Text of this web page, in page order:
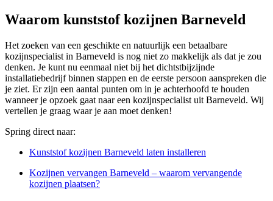
Waarom kunststof kozijnen Barneveld
Het zoeken van een geschikte en natuurlijk een betaalbare
kozijnspecialist in Barneveld is nog niet zo makkelijk als dat je zou
denken. Je kunt nu eenmaal niet bij het dichtstbijzijnde
installatiebedrijf binnen stappen en de eerste persoon aanspreken die
je ziet. Er zijn een aantal punten om in je achterhoofd te houden
wanneer je opzoek gaat naar een kozijnspecialist uit Barneveld. Wij
vertellen je graag waar je aan moet denken!
Spring direct naar:
Kunststof kozijnen Barneveld laten installeren
Kozijnen vervangen Barneveld – waarom vervangende
kozijnen plaatsen?